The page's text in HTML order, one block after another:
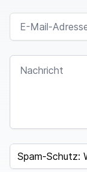
E-MAIL-ADRESSE
NACHRICHT
F
O
SPAM CAPTCHA